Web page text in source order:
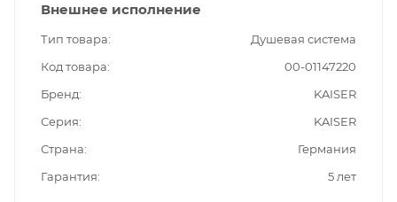
Внешнее исполнение
Тип товара
Душевая система
Код товара
00-01147220
Бренд
KAISER
Серия
KAISER
Страна
Германия
Гарантия
5 лет